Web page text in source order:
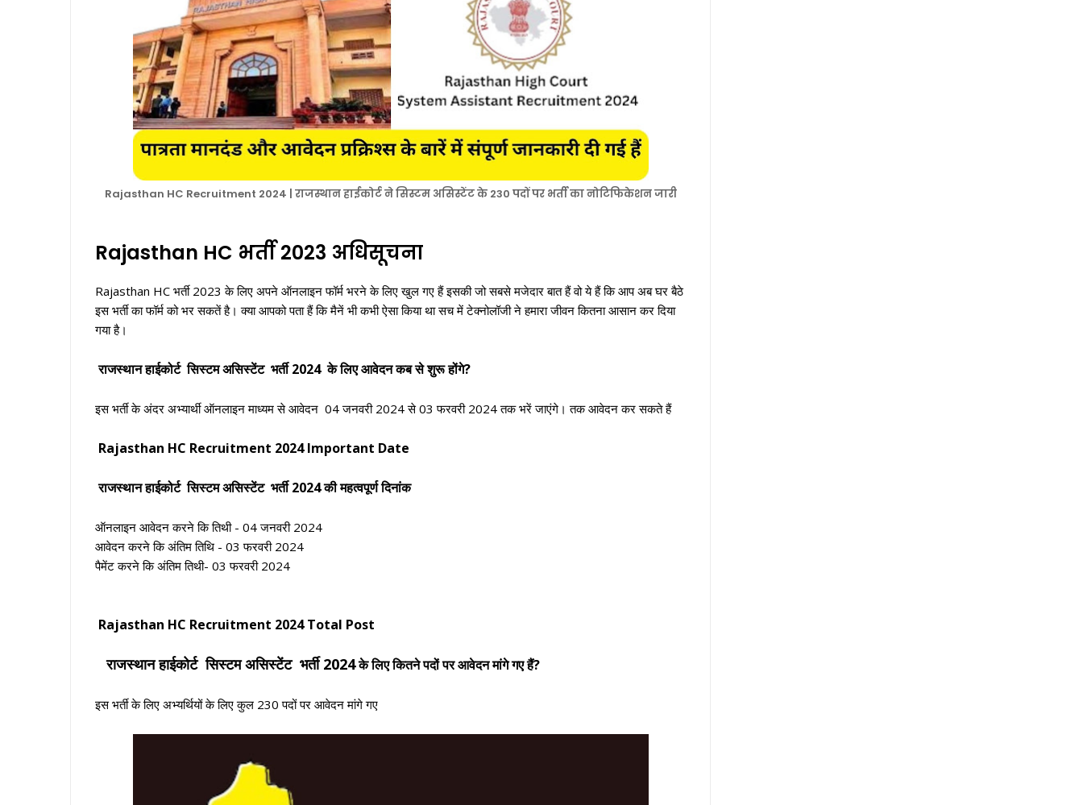
Rajasthan HC Recruitment 2024 | राजस्थान हाईकोर्ट ने सिस्टम असिस्टेंट के 230 पदों पर भर्ती का नोटिफिकेशन जारी
Rajasthan HC भर्ती 2023 अधिसूचना
Rajasthan HC भर्ती 2023 के लिए अपने ऑनलाइन फॉर्म भरने के लिए खुल गए हैं इसकी जो सबसे मजेदार बात हैं वो ये हैं कि आप अब घर बैठे
इस भर्ती का फॉर्म को भर सकतें है। क्या आपको पता हैं कि मैनें भी कभी ऐसा किया था सच में टेक्नोलॉजी ने हमारा जीवन कितना आसान कर दिया
गया है।
राजस्थान हाईकोर्ट सिस्टम असिस्टेंट भर्ती 2024 के लिए आवेदन कब से शुरू होंगे?
इस भर्ती के अंदर अभ्यार्थी ऑनलाइन माध्यम से आवेदन 04 जनवरी 2024 से 03 फरवरी 2024 तक भरें जाएंगे। तक आवेदन कर सकते हैं
Rajasthan HC Recruitment 2024 Important Date
राजस्थान हाईकोर्ट सिस्टम असिस्टेंट भर्ती 2024की महत्वपूर्ण दिनांक
ऑनलाइन आवेदन करने कि तिथी - 04 जनवरी 2024
आवेदन करने कि अंतिम तिथि - 03 फरवरी 2024
पैमेंट करने कि अंतिम तिथी- 03 फरवरी 2024
Rajasthan HC Recruitment 2024 Total Post
राजस्थान हाईकोर्ट सिस्टम असिस्टेंट भर्ती 2024के लिए कितने पदों पर आवेदन मांगे गए हैं?
इस भर्ती के लिए अभ्यर्थियों के लिए कुल 230 पदों पर आवेदन मांगे गए